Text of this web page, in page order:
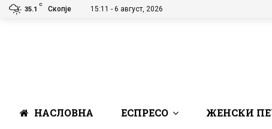
35.1
C
Скопје 15:11 - 6 август, 2026
НАСЛОВНА ЕСПРЕСО ЖЕНСКИ